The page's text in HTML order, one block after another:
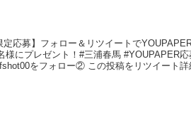
応募】フォロー＆リツイートで
様にプレゼント！#三浦春馬 #YOUPAPER応
をフォロー② この投稿をリツイート詳